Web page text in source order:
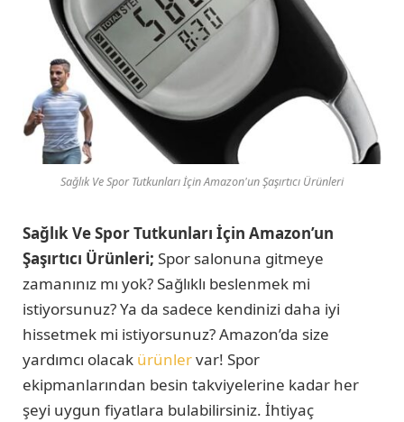
Sağlık Ve Spor Tutkunları İçin Amazon'un Şaşırtıcı Ürünleri
Sağlık Ve Spor Tutkunları İçin Amazon’un
Şaşırtıcı Ürünleri; Spor salonuna gitmeye
zamanınız mı yok? Sağlıklı beslenmek mi
istiyorsunuz? Ya da sadece kendinizi daha iyi
hissetmek mi istiyorsunuz? Amazon’da size
yardımcı olacak ürünlervar! Spor
ekipmanlarından besin takviyelerine kadar her
şeyi uygun fiyatlara bulabilirsiniz. İhtiyaç